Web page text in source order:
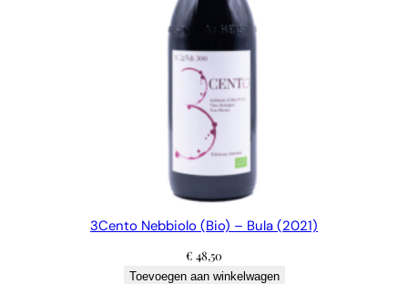
3Cento Nebbiolo (Bio) – Bula (2021)
€ 48,50
Toevoegen aan winkelwagen